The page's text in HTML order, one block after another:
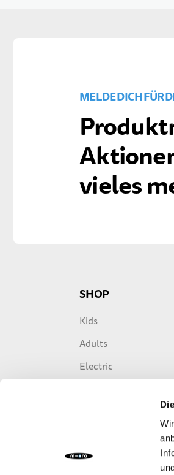
MELDE DICH FÜR
vieles
SHOP
Kids
Adults
Electric
Ersatzteile